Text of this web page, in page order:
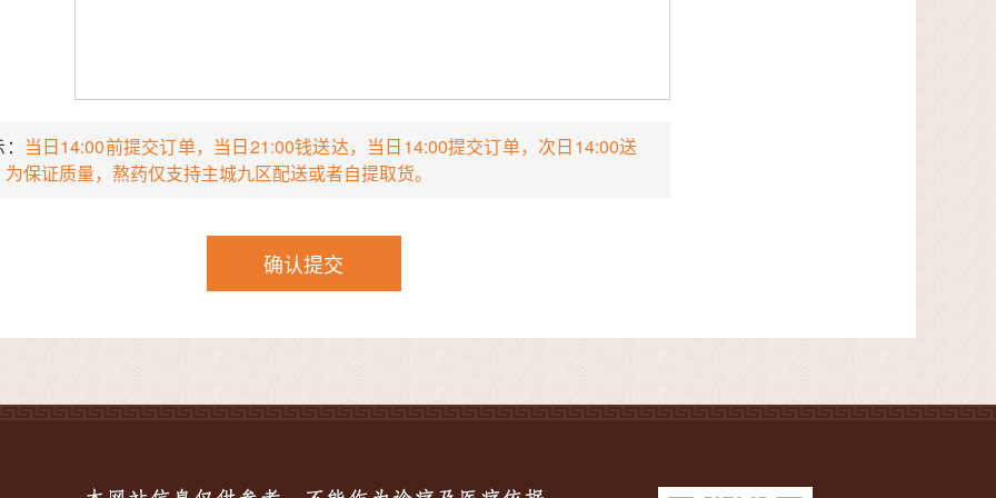
当日14:00前提交订单，当日21:00钱送达，当日14:00提交订单，次日14:00送
保证质量，熬药仅支持主城九区配送或者自提取货。
确认提交